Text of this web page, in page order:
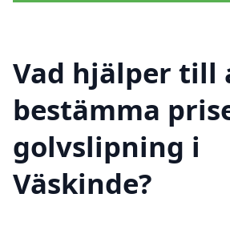
Vad hjälper till
bestämma
golvslipning i
Väskinde?